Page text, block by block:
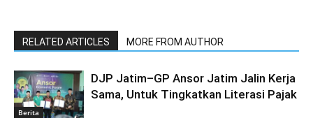
RELATED ARTICLES MORE FROM AUTHOR
Berita
DJP Jatim–GP Ansor Jatim Jalin Kerja
Sama, Untuk Tingkatkan Literasi Pajak